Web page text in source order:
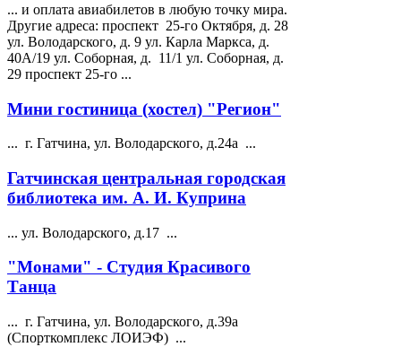
... и оплата авиабилетов в любую точку мира.
Другие адреса: проспект 25-го Октября, д. 28
ул. Володарского, д. 9 ул. Карла Маркса, д.
40А/19 ул. Соборная, д. 11/1 ул. Соборная, д.
29 проспект 25-го ...
Мини гостиница (хостел) "Регион"
... г. Гатчина, ул. Володарского, д.24а ...
Гатчинская центральная городская
библиотека им. А. И. Куприна
... ул. Володарского, д.17 ...
"Монами" - Студия Красивого
Танца
... г. Гатчина, ул. Володарского, д.39а
(Спорткомплекс ЛОИЭФ) ...